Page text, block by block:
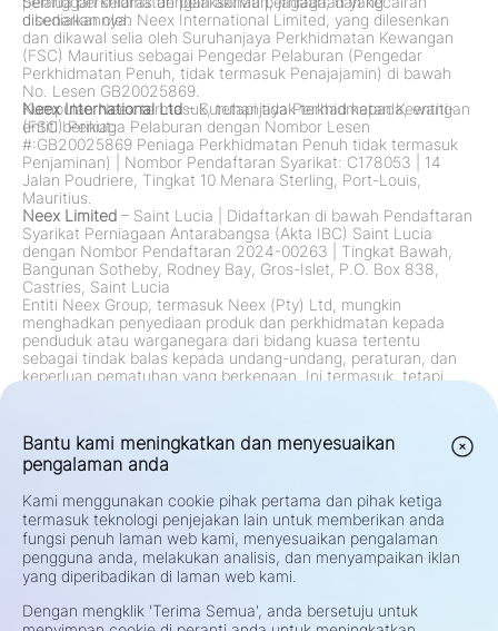
dibenarkannya.
disediakan oleh Neex International Limited, yang dilesenkan
dan dikawal selia oleh Suruhanjaya Perkhidmatan Kewangan
(FSC) Mauritius sebagai Pengedar Pelaburan (Pengedar
Perkhidmatan Penuh, tidak termasuk Penajajamin) di bawah
No. Lesen GB20025869.
Kumpulan Neex termasuk, tetapi tidak terhad kepada, entiti-
entiti berikut:
Neex International Ltd– Suruhanjaya Perkhidmatan Kewangan
(FSC) Peniaga Pelaburan dengan Nombor Lesen
#:GB20025869 Peniaga Perkhidmatan Penuh tidak termasuk
Penjaminan)
Nombor Pendaftaran Syarikat: C178053
14
Jalan Poudriere, Tingkat 10 Menara Sterling, Port-Louis,
Mauritius.
Neex Limited – Saint Lucia
Didaftarkan di bawah Pendaftaran
Syarikat Perniagaan Antarabangsa (Akta IBC) Saint Lucia
dengan Nombor Pendaftaran 2024-00263
Tingkat Bawah,
Bangunan Sotheby, Rodney Bay, Gros-Islet, P.O. Box 838,
Castries, Saint Lucia
Entiti Neex Group, termasuk Neex (Pty) Ltd, mungkin
menghadkan penyediaan produk dan perkhidmatan kepada
penduduk atau warganegara dari bidang kuasa tertentu
sebagai tindak balas kepada undang-undang, peraturan, dan
keperluan pematuhan yang berkenaan. Ini termasuk, tetapi
peraturan. Kumpulan ini sentiasa mengkaji dan mengemas kini
sekatan mereka mengikut perubahan peraturan.
Asing (Forex) adalah produk leveraj dan membawa risiko tinggi
kehilangan modal yang cepat. Trading instrumen tersebut
mungkin tidak sesuai untuk semua pelabur. Potensi keuntungan
atau kerugian anda berkait langsung dengan turun naik harga
pasaran. Sebelum berdagang, pertimbangkan dengan teliti
objektif pelaburan anda, tahap pengalaman, keadaan
kewangan, dan toleransi risiko. Jika anda tidak pasti tentang
risiko atau syarat trading, dapatkan nasihat yang bebas
Bantu kami meningkatkan dan menyesuaikan
pengalaman anda
Kami menggunakan cookie pihak pertama dan pihak ketiga
termasuk teknologi penjejakan lain untuk memberikan anda
fungsi penuh laman web kami, menyesuaikan pengalaman
pengguna anda, melakukan analisis, dan menyampaikan iklan
yang diperibadikan di laman web kami.
Dengan mengklik 'Terima Semua', anda bersetuju untuk